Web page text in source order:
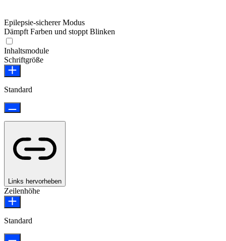
Epilepsie-sicherer Modus
Dämpft Farben und stoppt Blinken
Inhaltsmodule
Schriftgröße
Standard
Links hervorheben
Zeilenhöhe
Standard